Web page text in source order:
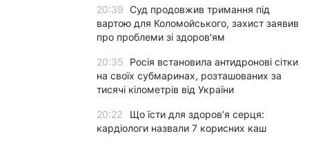
20:39 Суд продовжив тримання під
вартою для Коломойського, захист заявив
про проблеми зі здоров'ям
20:35
Росія встановила антидронові сітки
на своїх субмаринах, розташованих за
тисячі кілометрів від України
20:22
Що їсти для здоров’я серця:
кардіологи назвали 7 корисних каш